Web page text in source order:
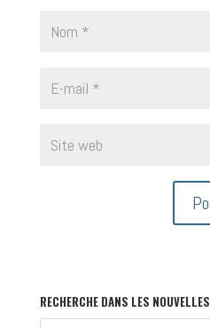
RECHERCHE DANS LES NOUVELLES